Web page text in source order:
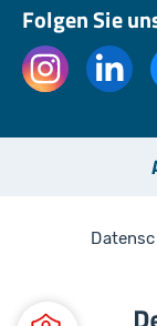
Folgen Sie